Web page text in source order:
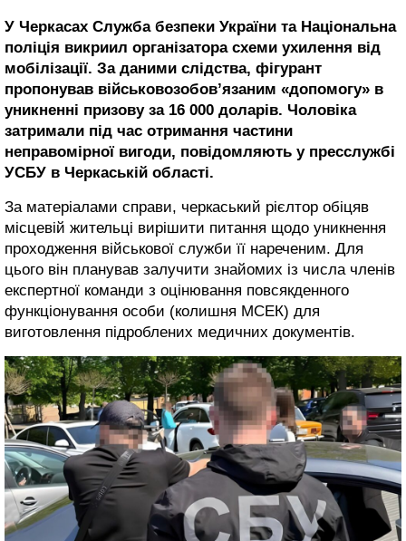
У Черкасах Служба безпеки України та Національна
поліція викриил організатора схеми ухилення від
мобілізації. За даними слідства, фігурант
пропонував військовозобов’язаним «допомогу» в
уникненні призову за 16 000 доларів. Чоловіка
затримали під час отримання частини
неправомірної вигоди, повідомляють у пресслужбі
УСБУ в Черкаській області.
За матеріалами справи, черкаський рієлтор обіцяв
місцевій жительці вирішити питання щодо уникнення
проходження військової служби її нареченим. Для
цього він планував залучити знайомих із числа членів
експертної команди з оцінювання повсякденного
функціонування особи (колишня МСЕК) для
виготовлення підроблених медичних документів.